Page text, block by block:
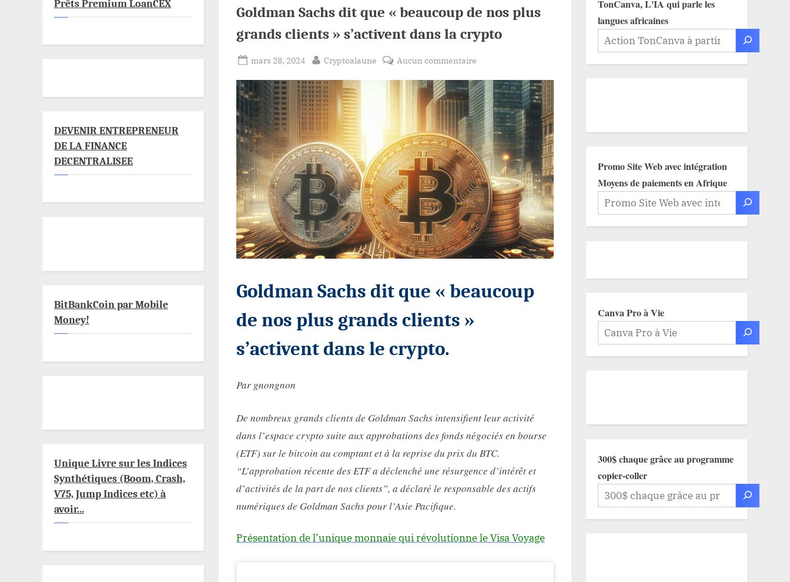
Goldman Sachs dit que « beaucoup de nos plus
grands clients » s’activent dans la crypto
Posted
mars 28, 2024 By
Cryptoalaune Aucun commentaire
Sachs
dit
que
« beaucoup
de
nos
plus
grands
clients »
s’activent
dans
Goldman Sachs dit que « beaucoup
de nos plus grands clients »
s’activent dans le crypto.
Par gnongnon
De nombreux grands clients de Goldman Sachs intensifient leur activité
dans l’espace crypto suite aux approbations des fonds négociés en bourse
(ETF) sur le bitcoin au comptant et à la reprise du prix du BTC.
“L’approbation récente des ETF a déclenché une résurgence d’intérêt et
d’activités de la part de nos clients”, a déclaré le responsable des actifs
numériques de Goldman Sachs pour l’Asie Pacifique.
Présentation de l’unique monnaie qui révolutionne le Visa Voyage
Prêts Premium LoanCEX
DEVENIR ENTREPRENEUR
DE LA FINANCE
DECENTRALISEE
BitBankCoin par Mobile
Money!
Unique Livre sur les Indices
Synthétiques (Boom, Crash,
V75, Jump Indices etc) à
avoir...
TonCanva, L'IA qui parle les
langues africaines
Promo Site Web avec intégration
Moyens de paiements en Afrique
Canva Pro à Vie
300$ chaque grâce au programme
copier-coller